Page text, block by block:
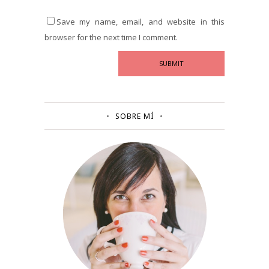
Save my name, email, and website in this
browser for the next time I comment.
SOBRE MÍ